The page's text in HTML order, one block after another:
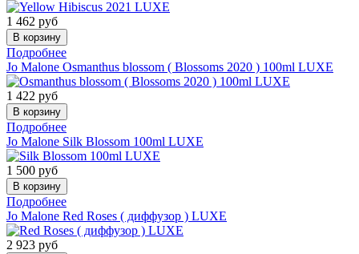
1 462 руб
Подробнее
Jo Malone Osmanthus blossom ( Blossoms 2020 ) 100ml LUXE
1 422 руб
Подробнее
Jo Malone Silk Blossom 100ml LUXE
1 500 руб
Подробнее
Jo Malone Red Roses ( диффузор ) LUXE
2 923 руб